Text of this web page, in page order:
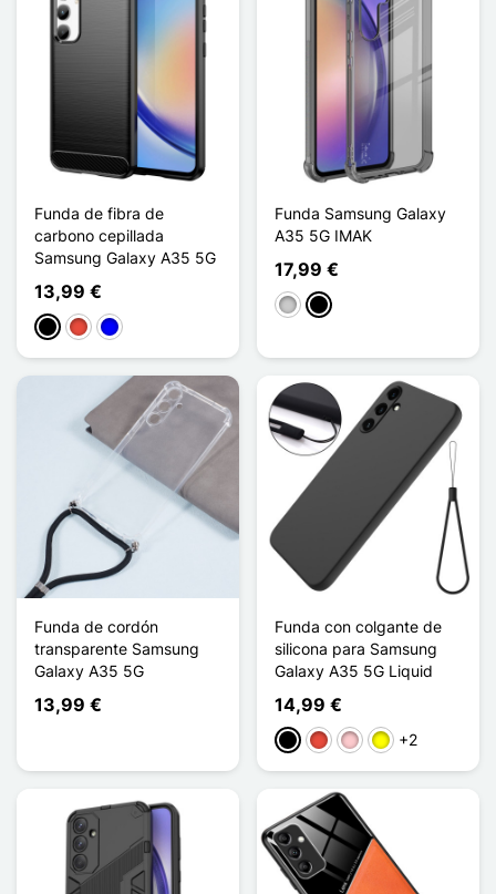
Funda de fibra de
carbono cepillada
Samsung Galaxy A35 5G
13,99 €
NegroRojoAzul
Funda Samsung Galaxy
A35 5G IMAK
17,99 €
Transparente
Noir Transparent
Funda de cordón
transparente Samsung
Galaxy A35 5G
13,99 €
Funda con colgante de
silicona para Samsung
Galaxy A35 5G Liquid
14,99 €
NegroRojoRosaAmarillo
+2